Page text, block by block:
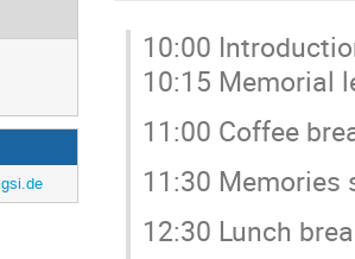
10:00
10:15 Memorial
11:00 Coffee
11:30 Memories
12:30 Lunch